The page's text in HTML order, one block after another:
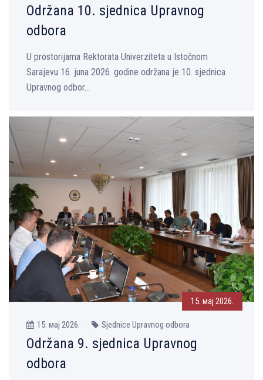
Održana 10. sjednica Upravnog
odbora
U prostorijama Rektorata Univerziteta u Istočnom
Sarajevu 16. juna 2026. godine održana je 10. sjednica
Upravnog odbor...
15. мај 2026.
15. мај 2026. Sjednice Upravnog odbora
Održana 9. sjednica Upravnog
odbora